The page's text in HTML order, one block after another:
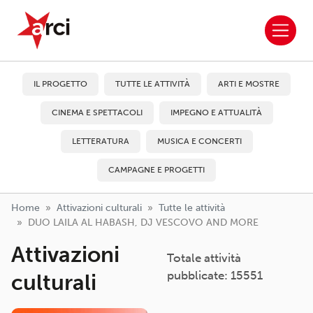
Salta al contenuto principale
ARCI APS
IL PROGETTO TUTTE LE ATTIVITÀ ARTI E MOSTRE
CINEMA E SPETTACOLI IMPEGNO E ATTUALITÀ
LETTERATURA MUSICA E CONCERTI
CAMPAGNE E PROGETTI
Home Attivazioni culturali
Tutte le attività
DUO LAILA AL HABASH, DJ VESCOVO AND MORE
Attivazioni
culturali
Totale attività
pubblicate: 15551